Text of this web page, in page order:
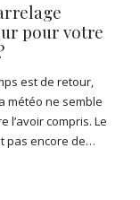
pour votre
est de retour,
météo ne semble
l’avoir compris. Le
pas encore de…